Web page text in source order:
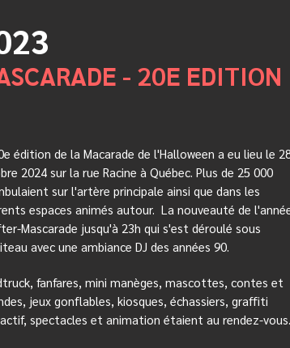
- 20E EDITION
édition de la Macarade de l'Halloween a eu lieu le
2024 sur la rue Racine à Québec. Plus de 25 000
sur l'artère principale ainsi que dans les
espaces animés autour. La nouveauté de
Mascarade jusqu'à 23h qui s'est déroulé sous
avec une ambiance DJ des années 90.
fanfares, mini manèges, mascottes, contes et
jeux gonflables, kiosques, échassiers, graffiti
spectacles et animation étaient au rendez-vous.